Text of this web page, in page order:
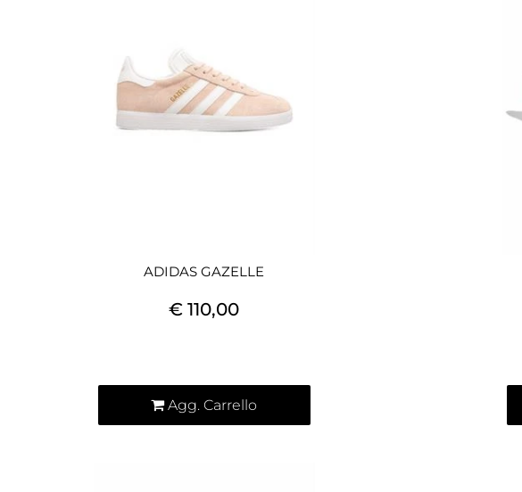
ADIDAS GAZELLE
€ 110,00
Agg. Carrello